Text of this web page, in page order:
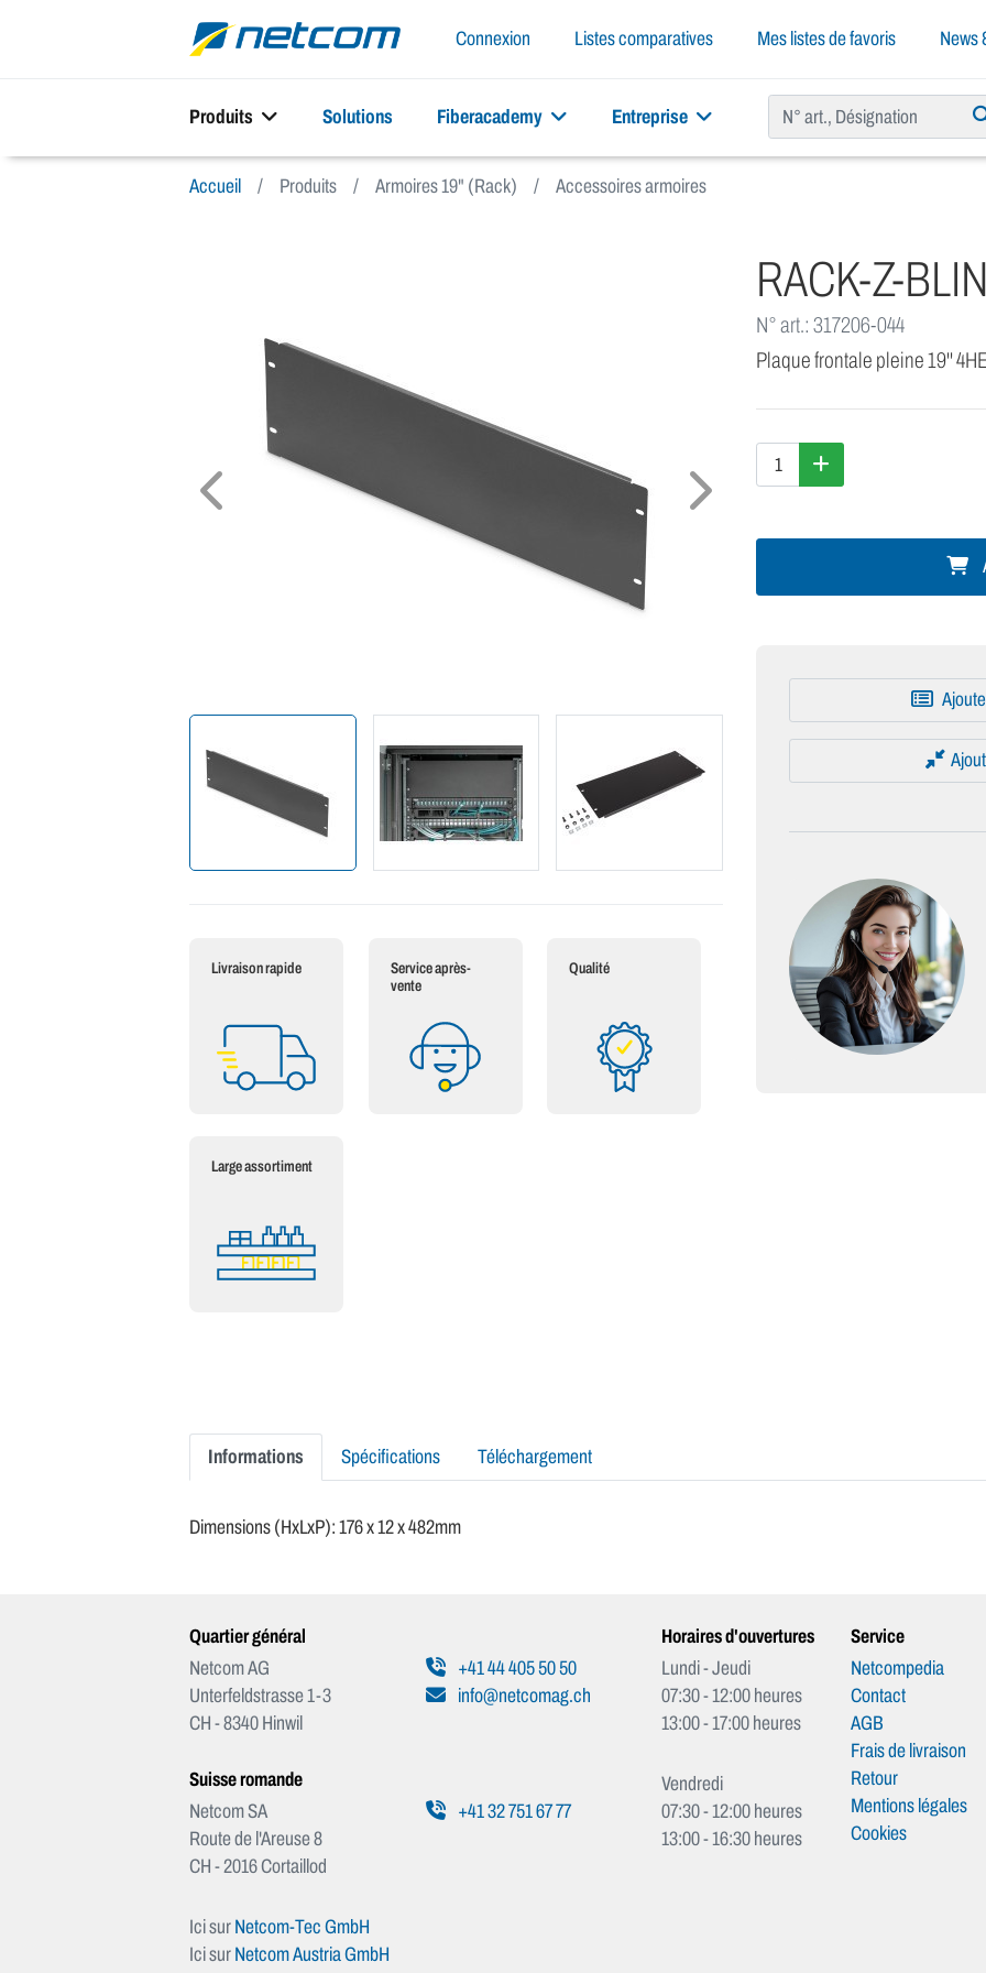
Connexion Listes comparatives Mes listes de favoris News
Produits Solutions Fiberacademy Entreprise
Accueil Produits Armoires 19" (Rack) Accessoires armoires
Livraison rapide
Service après-
vente
Qualité
Large assortiment
RACK-Z-
N° art.: 317206-044
Plaque frontale pleine 19''
Informations Spécifications Téléchargement
Dimensions (HxLxP): 176 x 12 x 482mm
Quartier général
Netcom AG
Unterfeldstrasse 1-3
CH - 8340 Hinwil
+41 44 405 50 50
info@netcomag.ch
Suisse romande
Netcom SA
Route de l'Areuse 8
CH - 2016 Cortaillod
+41 32 751 67 77
Ici sur Netcom-Tec GmbH
Ici sur Netcom Austria GmbH
Horaires d'ouvertures
Lundi - Jeudi
07:30 - 12:00 heures
13:00 - 17:00 heures
Vendredi
07:30 - 12:00 heures
13:00 - 16:30 heures
Service
Netcompedia
Contact
AGB
Frais de livraison
Retour
Mentions légales
Cookies